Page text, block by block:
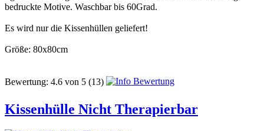
bedruckte Motive. Waschbar bis 60Grad.
Es wird nur die Kissenhüllen geliefert!
Größe: 80x80cm
Bewertung: 4.6 von 5 (13)
Kissenhülle Nicht Therapierbar